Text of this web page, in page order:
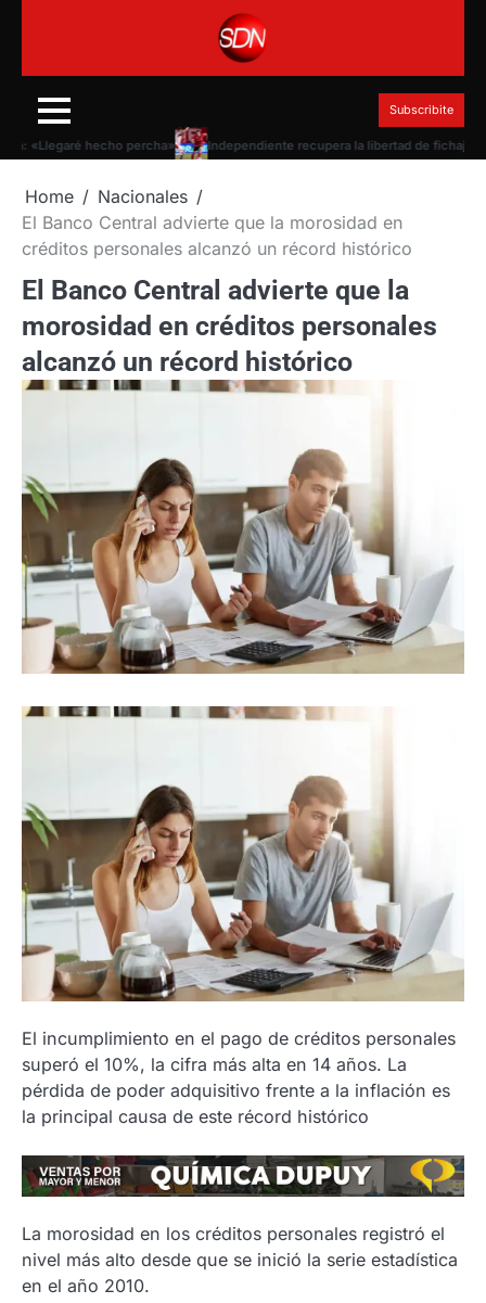
Subscribite
hecho percha» Independiente recupera la libertad de fichajes tras
Home
Nacionales
El Banco Central advierte que la morosidad en
créditos personales alcanzó un récord histórico
El Banco Central advierte que la
morosidad en créditos personales
alcanzó un récord histórico
El incumplimiento en el pago de créditos personales
superó el 10%, la cifra más alta en 14 años. La
pérdida de poder adquisitivo frente a la inflación es
la principal causa de este récord histórico
La morosidad en los créditos personales registró el
nivel más alto desde que se inició la serie estadística
en el año 2010.